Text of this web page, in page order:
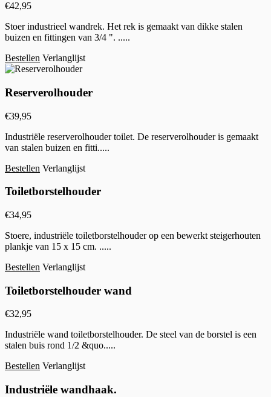
€42,95
Stoer industrieel wandrek. Het rek is gemaakt van dikke stalen
buizen en fittingen van 3/4 ". .....
Bestellen Verlanglijst
Reserverolhouder
€39,95
Industriële reserverolhouder toilet. De reserverolhouder is gemaakt
van stalen buizen en fitti.....
Bestellen Verlanglijst
Toiletborstelhouder
€34,95
Stoere, industriële toiletborstelhouder op een bewerkt steigerhouten
plankje van 15 x 15 cm. .....
Bestellen Verlanglijst
Toiletborstelhouder wand
€32,95
Industriële wand toiletborstelhouder. De steel van de borstel is een
stalen buis rond 1/2 &quo.....
Bestellen Verlanglijst
Industriële wandhaak.